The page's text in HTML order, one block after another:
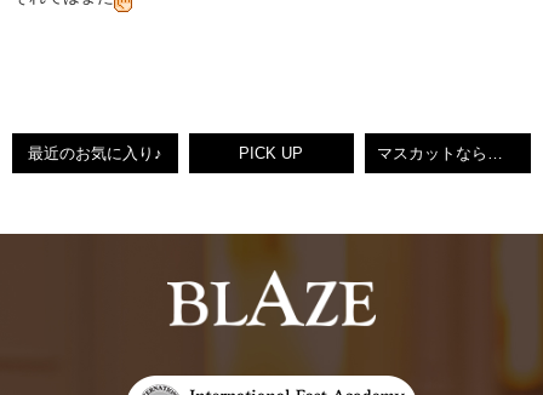
最近のお気に入り♪ PICK UP マスカットならありでしょ！